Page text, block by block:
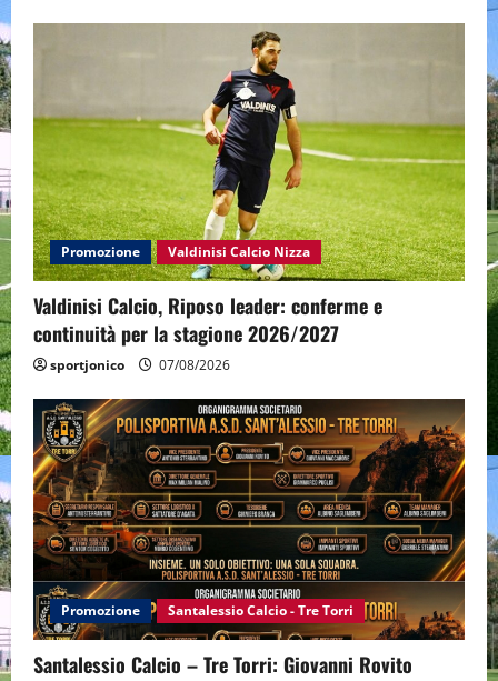
Promozione Valdinisi Calcio Nizza
Valdinisi Calcio, Riposo leader: conferme e
continuità per la stagione 2026/2027
sportjonico 07/08/2026
Promozione Santalessio Calcio - Tre Torri
Santalessio Calcio – Tre Torri: Giovanni Rovito